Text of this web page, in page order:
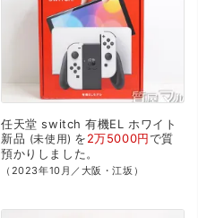
任天堂 switch 有機EL
ホワイト
新品
未使用 を2万5000円で質
預かり しました。
（2023年10月／大阪・江坂）